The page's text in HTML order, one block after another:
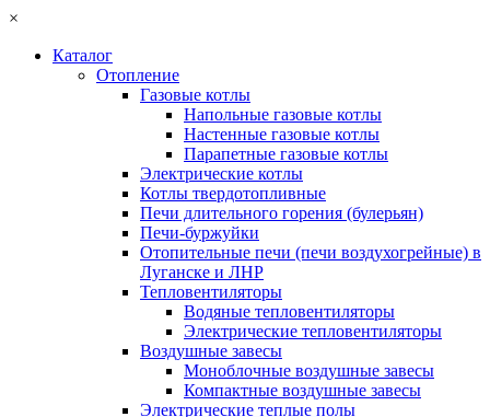
×
Каталог
Отопление
Газовые котлы
Напольные газовые котлы
Настенные газовые котлы
Парапетные газовые котлы
Электрические котлы
Котлы твердотопливные
Печи длительного горения (булерьян)
Печи-буржуйки
Отопительные печи (печи воздухогрейные) в
Луганске и ЛНР
Тепловентиляторы
Водяные тепловентиляторы
Электрические тепловентиляторы
Воздушные завесы
Моноблочные воздушные завесы
Компактные воздушные завесы
Электрические теплые полы